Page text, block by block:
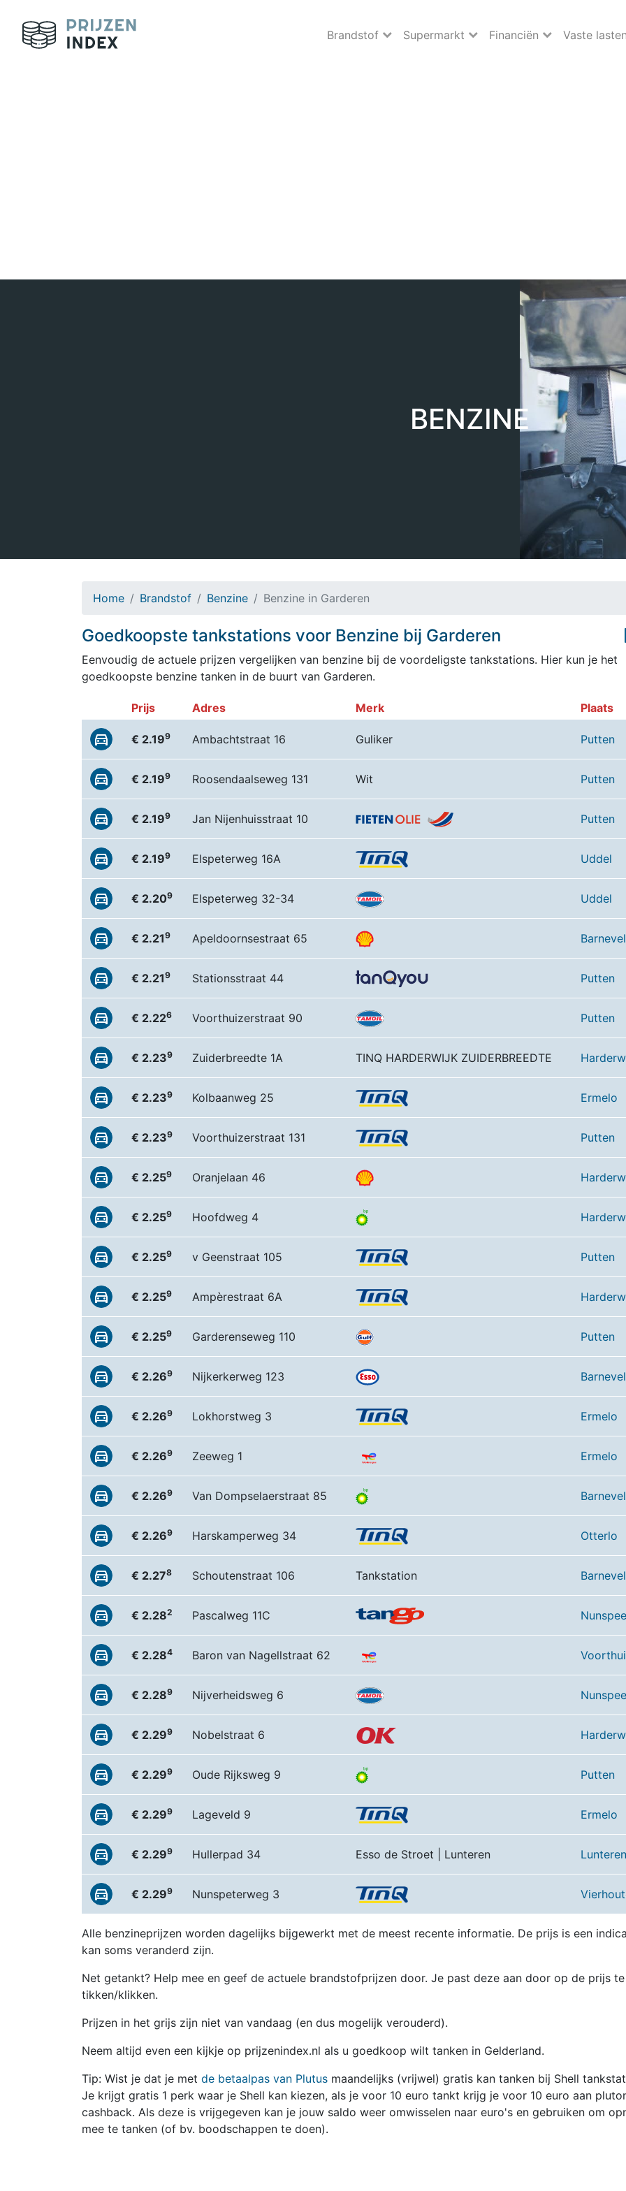
Brandstof Supermarkt Financiën Vaste lasten
BENZINE
Home Brandstof Benzine Benzine in Garderen
Goedkoopste tankstations voor Benzine bij Garderen
Eenvoudig de actuele prijzen vergelijken van benzine bij de voordeligste tankstations. Hier kun je het
goedkoopste benzine tanken in de buurt van Garderen.
Prijs Adres Merk Plaats
€ 2.199 Ambachtstraat 16 Guliker Putten
€ 2.199 Roosendaalseweg 131 Wit Putten
€ 2.199 Jan Nijenhuisstraat 10 Putten
€ 2.199 Elspeterweg 16A Uddel
€ 2.209 Elspeterweg 32-34 Uddel
€ 2.219 Apeldoornsestraat 65
€ 2.219 Stationsstraat 44 Putten
€ 2.226 Voorthuizerstraat 90 Putten
€ 2.239 Zuiderbreedte 1A TINQ HARDERWIJK ZUIDERBREEDTE
€ 2.239 Kolbaanweg 25 Ermelo
€ 2.239 Voorthuizerstraat 131 Putten
€ 2.259 Oranjelaan 46
€ 2.259 Hoofdweg 4
€ 2.259 v Geenstraat 105 Putten
€ 2.259 Ampèrestraat 6A
€ 2.259 Garderenseweg 110 Putten
€ 2.269 Nijkerkerweg 123
€ 2.269 Lokhorstweg 3 Ermelo
€ 2.269 Zeeweg 1 Ermelo
€ 2.269 Van Dompselaerstraat 85
€ 2.269 Harskamperweg 34 Otterlo
€ 2.278 Schoutenstraat 106 Tankstation
€ 2.282 Pascalweg 11C
€ 2.284 Baron van Nagellstraat 62
€ 2.289 Nijverheidsweg 6
€ 2.299 Nobelstraat 6
€ 2.299 Oude Rijksweg 9 Putten
€ 2.299 Lageveld 9 Ermelo
€ 2.299 Hullerpad 34 Esso de Stroet | Lunteren Lunteren
€ 2.299 Nunspeterweg 3
Alle benzineprijzen worden dagelijks bijgewerkt met de meest recente informatie. De prijs is een
kan soms veranderd zijn.
Net getankt? Help mee en geef de actuele brandstofprijzen door. Je past deze aan door op de prijs te
tikken/klikken.
Prijzen in het grijs zijn niet van vandaag (en dus mogelijk verouderd).
Neem altijd even een kijkje op prijzenindex.nl als u goedkoop wilt tanken in Gelderland.
Tip: Wist je dat je met de betaalpas van Plutus maandelijks (vrijwel) gratis kan tanken bij Shell
Je krijgt gratis 1 perk waar je Shell kan kiezen, als je voor 10 euro tankt krijg je voor 10 euro aan
cashback. Als deze is vrijgegeven kan je jouw saldo weer omwisselen naar euro's en gebruiken om
mee te tanken (of bv. boodschappen te doen).